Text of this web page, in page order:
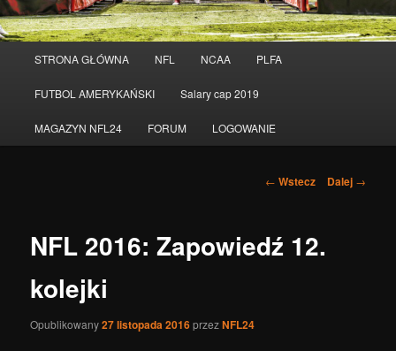
główne
Przeskocz
do
tekstu
STRONA GŁÓWNA NFL NCAA PLFA
FUTBOL AMERYKAŃSKI Salary cap 2019
MAGAZYN NFL24 FORUM LOGOWANIE
Nawigacja
← Wstecz Dalej →
NFL 2016: Zapowiedź 12.
kolejki
Opublikowany27 listopada 2016przezNFL24